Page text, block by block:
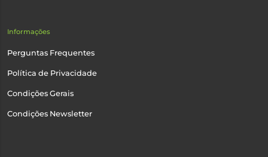
Informações
Perguntas Frequentes
Política de Privacidade
Condições Gerais
Condições Newsletter